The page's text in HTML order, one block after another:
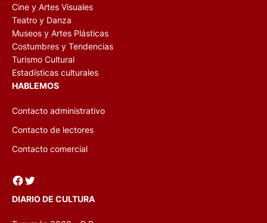
Cine y Artes Visuales
Teatro y Danza
Museos y Artes Plásticas
Costumbres y Tendencias
Turismo Cultural
Estadísticas culturales
HABLEMOS
Contacto administrativo
Contacto de lectores
Contacto comercial
Facebook Twitter
DIARIO DE CULTURA